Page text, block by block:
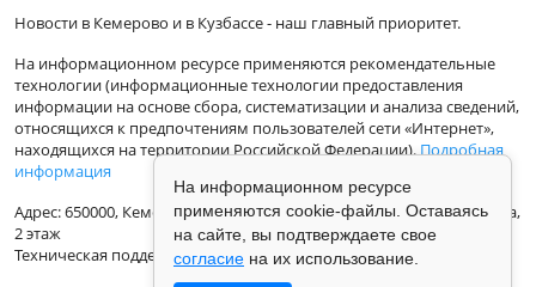
Новости в Кемерово и в Кузбассе - наш главный приоритет.
На информационном ресурсе применяются рекомендательные
технологии (информационные технологии предоставления
информации на основе сбора, систематизации и анализа сведений,
относящихся к предпочтениям пользователей сети «Интернет»,
находящихся на территории Российской Федерации).Подробная
информация
Адрес: 650000, Кемеровская Область, г.Кемерово, ул.Кузбасская 33а,
2 этаж
Техническая поддержка: support@vse42.ru
На информационном ресурсе
применяются cookie-файлы. Оставаясь
на сайте, вы подтверждаете свое
согласие на их использование.